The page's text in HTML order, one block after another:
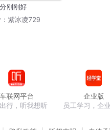
刚刚好
紫冰凌729
车联网平台
行，听我想听
企业版
员工学习，企